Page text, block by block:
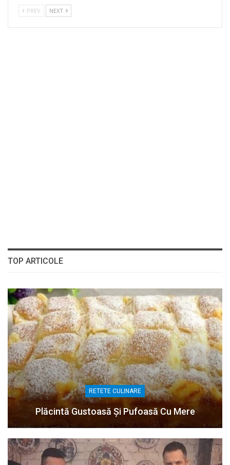
PREV NEXT
TOP ARTICOLE
RETETE CULINARE
Plăcintă Gustoasă Și Pufoasă Cu Mere